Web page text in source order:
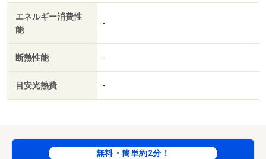
エネルギー消費性
能
-
断熱性能 -
目安光熱費 -
無料・簡単約2分！